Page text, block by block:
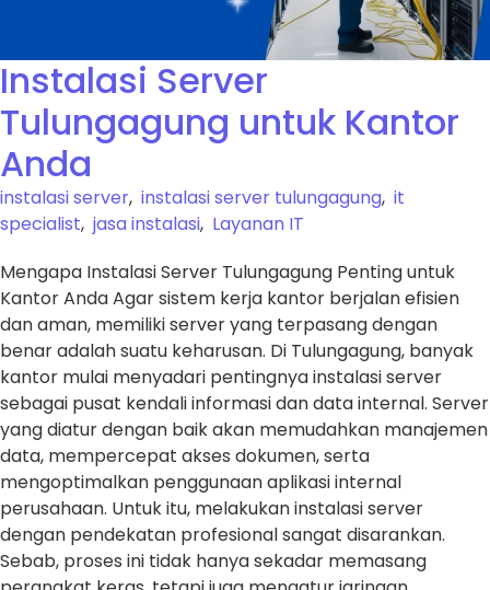
Instalasi Server
Tulungagung untuk Kantor
Anda
instalasi server, instalasi server tulungagung, it
specialist, jasa instalasi, Layanan IT
Mengapa Instalasi Server Tulungagung Penting untuk
Kantor Anda Agar sistem kerja kantor berjalan efisien
dan aman, memiliki server yang terpasang dengan
benar adalah suatu keharusan. Di Tulungagung, banyak
kantor mulai menyadari pentingnya instalasi server
sebagai pusat kendali informasi dan data internal. Server
yang diatur dengan baik akan memudahkan manajemen
data, mempercepat akses dokumen, serta
mengoptimalkan penggunaan aplikasi internal
perusahaan. Untuk itu, melakukan instalasi server
dengan pendekatan profesional sangat disarankan.
Sebab, proses ini tidak hanya sekadar memasang